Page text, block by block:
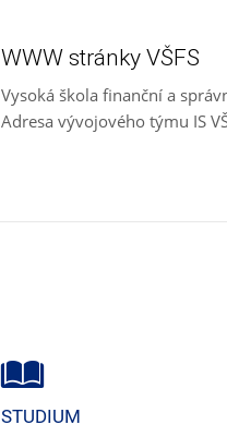
WWW stránky VŠFS
Vysoká škola finanční a
Adresa vývojového týmu IS
STUDIUM